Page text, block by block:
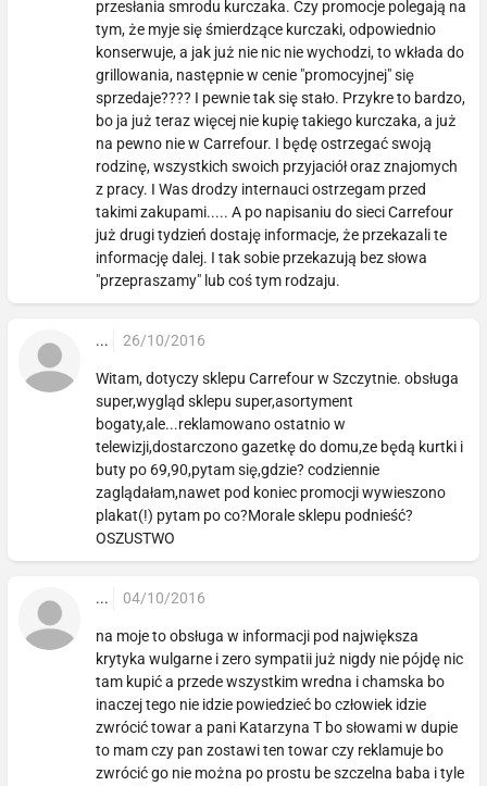
przesłania smrodu kurczaka. Czy promocje polegają na
tym, że myje się śmierdzące kurczaki, odpowiednio
konserwuje, a jak już nie nic nie wychodzi, to wkłada do
grillowania, następnie w cenie "promocyjnej" się
sprzedaje???? I pewnie tak się stało. Przykre to bardzo,
bo ja już teraz więcej nie kupię takiego kurczaka, a już
na pewno nie w Carrefour. I będę ostrzegać swoją
rodzinę, wszystkich swoich przyjaciół oraz znajomych
z pracy. I Was drodzy internauci ostrzegam przed
takimi zakupami..... A po napisaniu do sieci Carrefour
już drugi tydzień dostaję informacje, że przekazali te
informację dalej. I tak sobie przekazują bez słowa
"przepraszamy" lub coś tym rodzaju.
... 26/10/2016
Witam, dotyczy sklepu Carrefour w Szczytnie. obsługa
super,wygląd sklepu super,asortyment
bogaty,ale...reklamowano ostatnio w
telewizji,dostarczono gazetkę do domu,ze będą kurtki i
buty po 69,90,pytam się,gdzie? codziennie
zaglądałam,nawet pod koniec promocji wywieszono
plakat(!) pytam po co?Morale sklepu podnieść?
OSZUSTWO
... 04/10/2016
na moje to obsługa w informacji pod największa
krytyka wulgarne i zero sympatii już nigdy nie pójdę nic
tam kupić a przede wszystkim wredna i chamska bo
inaczej tego nie idzie powiedzieć bo człowiek idzie
zwrócić towar a pani Katarzyna T bo słowami w dupie
to mam czy pan zostawi ten towar czy reklamuje bo
zwrócić go nie można po prostu be szczelna baba i tyle